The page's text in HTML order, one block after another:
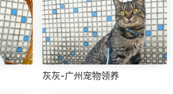
灰灰-广州宠物领养